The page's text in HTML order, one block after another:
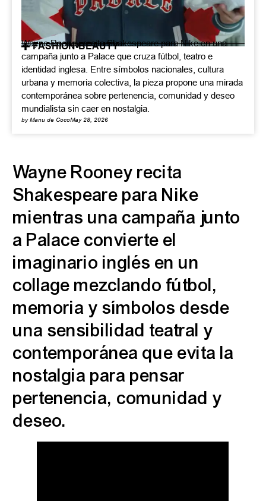
FASHION-BEAUTY
Wayne Rooney recita Shakespeare para Nike en una
campaña junto a Palace que cruza fútbol, teatro e
identidad inglesa. Entre símbolos nacionales, cultura
urbana y memoria colectiva, la pieza propone una mirada
contemporánea sobre pertenencia, comunidad y deseo
mundialista sin caer en nostalgia.
by Manu de CocoMay 28, 2026
Wayne Rooney recita
Shakespeare para Nike
mientras una campaña junto
a Palace convierte el
imaginario inglés en un
collage mezclando fútbol,
memoria y símbolos desde
una sensibilidad teatral y
contemporánea que evita la
nostalgia para pensar
pertenencia, comunidad y
deseo.